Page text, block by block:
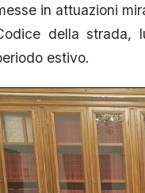
in attuazioni
della strada,
estivo.